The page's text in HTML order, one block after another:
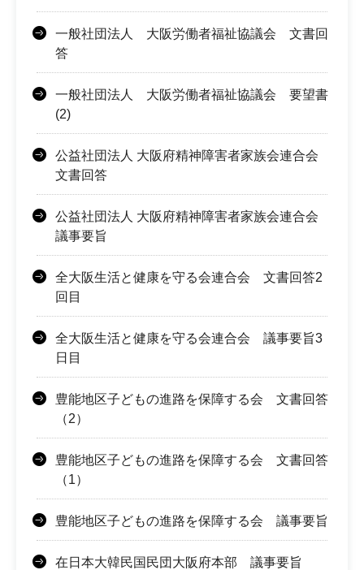
一般社団法人 大阪労働者福祉協議会 文書回
答
一般社団法人 大阪労働者福祉協議会 要望書
(2)
公益社団法人 大阪府精神障害者家族会連合会
文書回答
公益社団法人 大阪府精神障害者家族会連合会
議事要旨
全大阪生活と健康を守る会連合会 文書回答2
回目
全大阪生活と健康を守る会連合会 議事要旨3
日目
豊能地区子どもの進路を保障する会 文書回答
（2）
豊能地区子どもの進路を保障する会 文書回答
（1）
豊能地区子どもの進路を保障する会 議事要旨
在日本大韓民国民団大阪府本部 議事要旨